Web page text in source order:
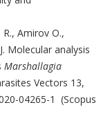
Amirov O.,
Molecular analysis
Marshallagia
Vectors 13,
04265-1 (Scopus